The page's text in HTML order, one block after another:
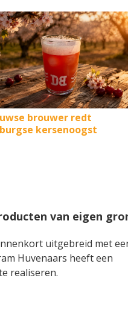
brouwer redt
kersenoogst
van eigen
uitgebreid met
Huvenaars heeft een
realiseren.